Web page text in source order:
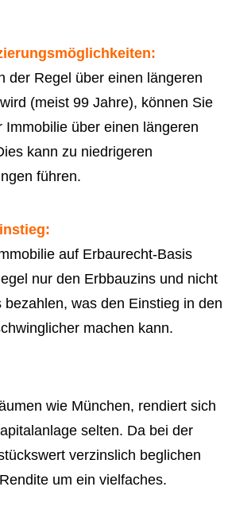
der Regel über einen längeren
(meist 99 Jahre), können Sie
Immobilie über einen längeren
kann zu niedrigeren
führen.
auf Erbaurecht-Basis
nur den Erbbauzins und nicht
was den Einstieg in den
machen kann.
wie München, rendiert sich
selten. Da bei der
verzinslich beglichen
um ein vielfaches.